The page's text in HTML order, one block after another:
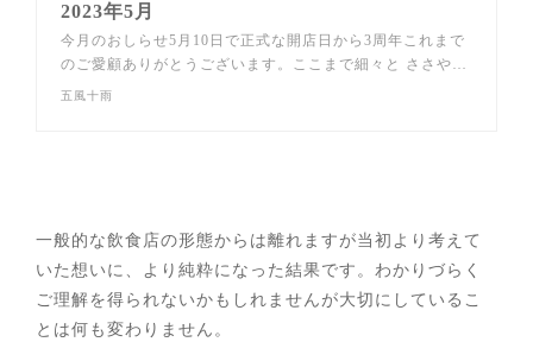
2023年5月
今月のおしらせ5月10日で正式な開店日から3周年これまで
のご愛顧ありがとうございます。ここまで細々と ささや…
五風十雨
一般的な飲食店の形態からは離れますが当初より考えて
いた想いに、より純粋になった結果です。わかりづらく
ご理解を得られないかもしれませんが大切にしているこ
とは何も変わりません。